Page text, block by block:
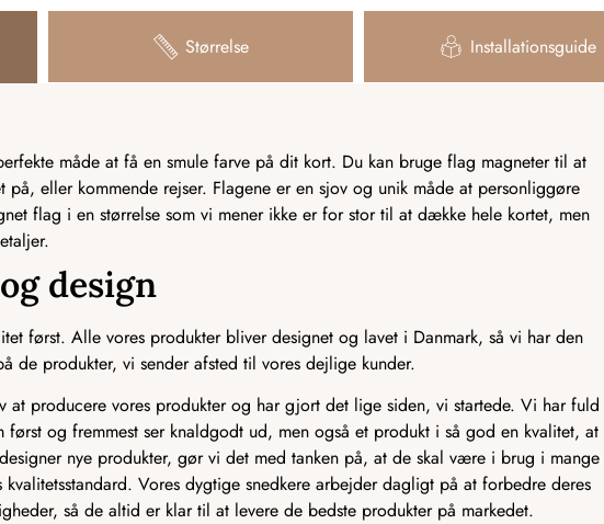
Størrelse Installationsguide
måde at få en smule farve på dit kort. Du kan bruge flag magneter til at
på, eller kommende rejser. Flagene er en sjov og unik måde at personliggøre
flag i en størrelse som vi mener ikke er for stor til at dække hele kortet, men
design
først. Alle vores produkter bliver designet og lavet i Danmark, så vi har den
de produkter, vi sender afsted til vores dejlige kunder.
producere vores produkter og har gjort det lige siden, vi startede. Vi har fuld
først og fremmest ser knaldgodt ud, men også et produkt i så god en kvalitet, at
nye produkter, gør vi det med tanken på, at de skal være i brug i mange
Vores dygtige snedkere arbejder dagligt på at forbedre deres
så de altid er klar til at levere de bedste produkter på markedet.